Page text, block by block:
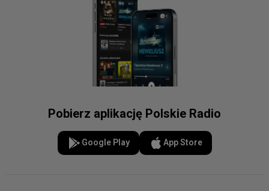
Pobierz aplikację Polskie Radio
Google Play App Store